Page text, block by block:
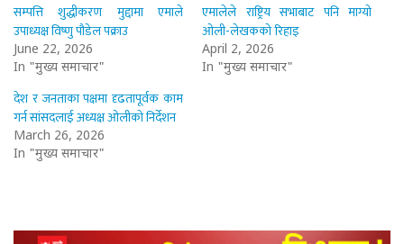
सम्पत्ति शुद्धीकरण मुद्दामा एमाले
उपाध्यक्ष विष्णु पौडेल पक्राउ
June 22, 2026
In "मुख्य समाचार"
एमालेले राष्ट्रिय सभाबाट पनि माग्यो
ओली-लेखकको रिहाइ
April 2, 2026
In "मुख्य समाचार"
देश र जनताका पक्षमा दृढतापूर्वक काम
गर्न सांसदलाई अध्यक्ष ओलीको निर्देशन
March 26, 2026
In "मुख्य समाचार"